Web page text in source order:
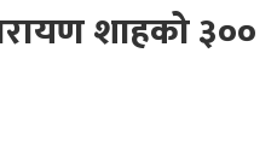
शाहको ३००